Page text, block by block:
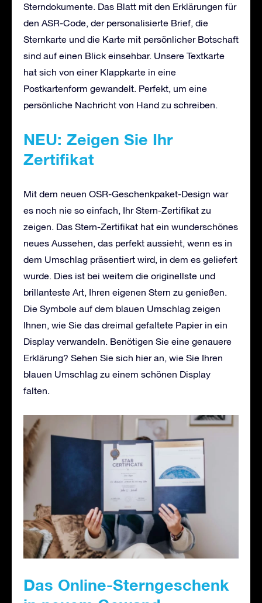
Sterndokumente. Das Blatt mit den Erklärungen für
den ASR-Code, der personalisierte Brief, die
Sternkarte und die Karte mit persönlicher Botschaft
sind auf einen Blick einsehbar. Unsere Textkarte
hat sich von einer Klappkarte in eine
Postkartenform gewandelt. Perfekt, um eine
persönliche Nachricht von Hand zu schreiben.
NEU: Zeigen Sie Ihr
Zertifikat
Mit dem neuen OSR-Geschenkpaket-Design war
es noch nie so einfach, Ihr Stern-Zertifikat zu
zeigen. Das Stern-Zertifikat hat ein wunderschönes
neues Aussehen, das perfekt aussieht, wenn es in
dem Umschlag präsentiert wird, in dem es geliefert
wurde. Dies ist bei weitem die originellste und
brillanteste Art, Ihren eigenen Stern zu genießen.
Die Symbole auf dem blauen Umschlag zeigen
Ihnen, wie Sie das dreimal gefaltete Papier in ein
Display verwandeln. Benötigen Sie eine genauere
Erklärung? Sehen Sie sich hier an, wie Sie Ihren
blauen Umschlag zu einem schönen Display
falten.
Das Online-Sterngeschenk